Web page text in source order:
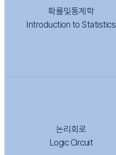
확률및통계학
Introduction to Statistics
논리회로
Logic Circuit